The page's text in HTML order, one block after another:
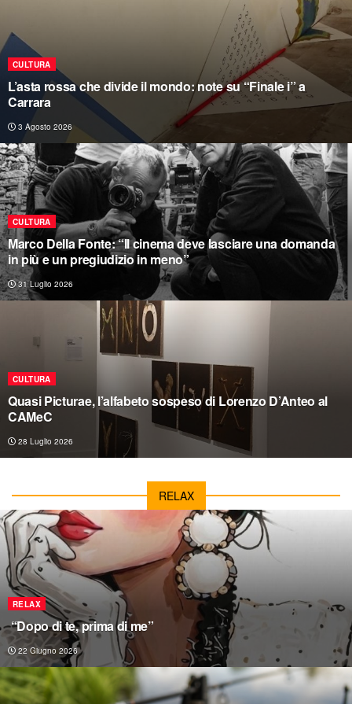
CULTURA
L’asta rossa che divide il mondo: note su “Finale i” a
Carrara
3 Agosto 2026
CULTURA
Marco Della Fonte: “Il cinema deve lasciare una domanda
in più e un pregiudizio in meno”
31 Luglio 2026
CULTURA
Quasi Picturae, l’alfabeto sospeso di Lorenzo D’Anteo al
CAMeC
28 Luglio 2026
RELAX
RELAX
“Dopo di te, prima di me”
22 Giugno 2026